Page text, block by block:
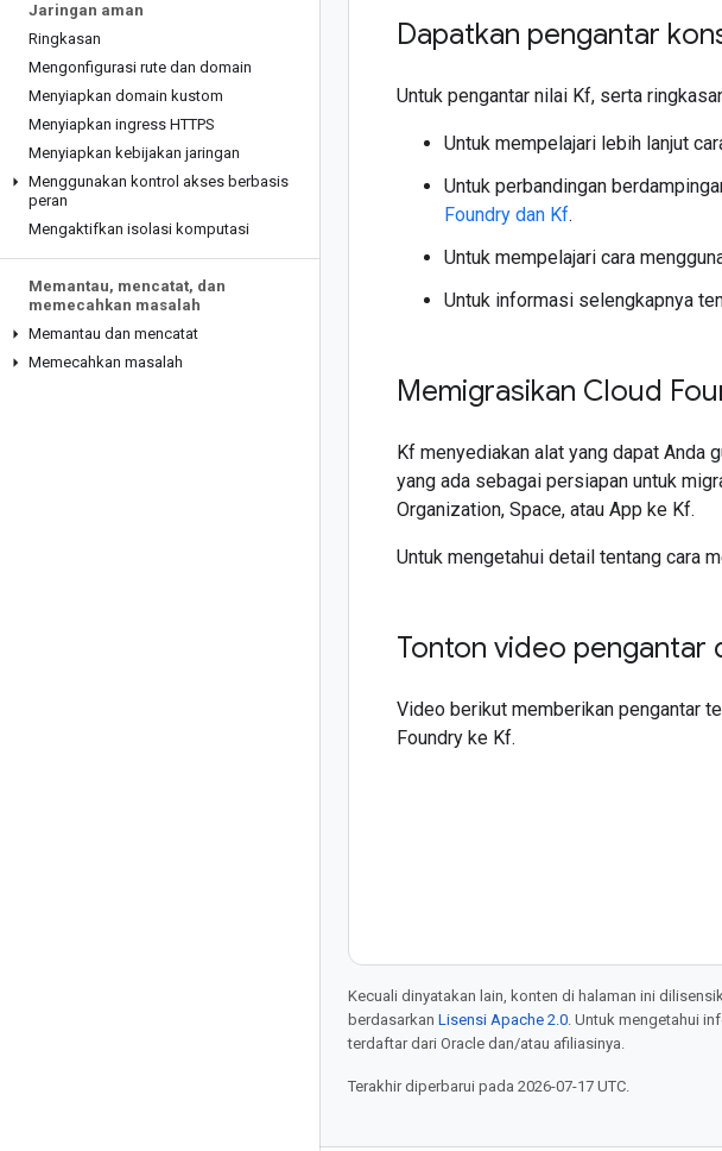
Jaringan aman
Ringkasan
Mengonfigurasi rute dan domain
Menyiapkan domain kustom
Menyiapkan ingress HTTPS
Menyiapkan kebijakan jaringan
Menggunakan kontrol akses berbasis
peran
Mengaktifkan isolasi komputasi
Memantau, mencatat, dan
memecahkan masalah
Memantau dan mencatat
Memecahkan masalah
Dapatkan pengantar
Untuk pengantar nilai Kf, serta
Untuk mempelajari lebih lanjut
Untuk perbandingan
Foundry dan Kf.
Untuk mempelajari cara
Untuk informasi selengkapnya
Memigrasikan Cloud
Kf menyediakan alat yang dapat Anda
yang ada sebagai persiapan untuk
Organization, Space, atau App ke Kf.
Untuk mengetahui detail tentang cara
Tonton video pengantar
Video berikut memberikan pengantar
Foundry ke Kf.
Kecuali dinyatakan lain, konten di halaman ini
berdasarkan Lisensi Apache 2.0. Untuk mengetahui
terdaftar dari Oracle dan/atau afiliasinya.
Terakhir diperbarui pada 2026-07-17 UTC.